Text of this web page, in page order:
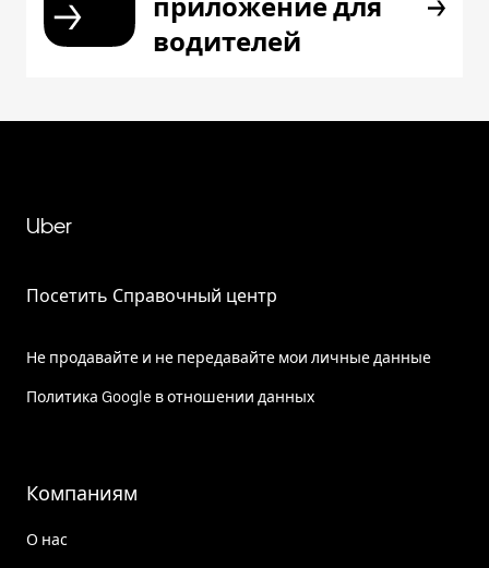
приложение для
водителей
Uber
Посетить Справочный центр
Не продавайте и не передавайте мои личные данные
Политика Google в отношении данных
Компаниям
О нас